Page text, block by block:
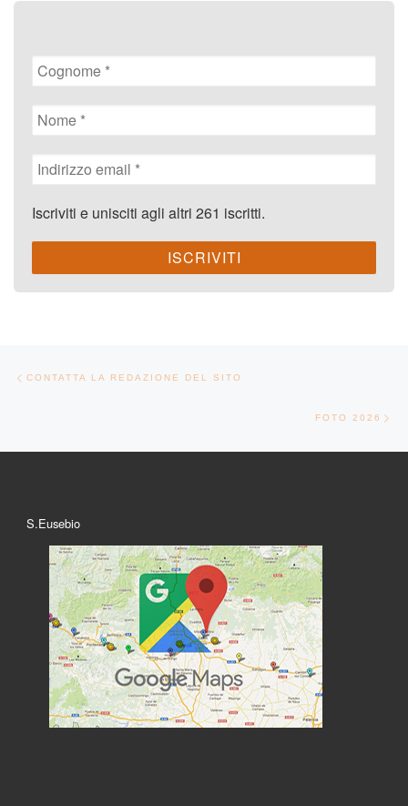
Iscriviti e unisciti agli altri 261 iscritti.
Navigazione articoli
CONTATTA LA REDAZIONE DEL SITO
FOTO 2026
S.Eusebio